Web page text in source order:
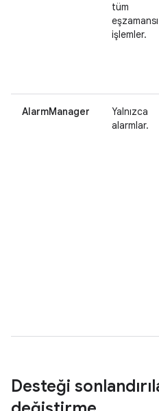
tüm
işlemler.
AlarmManager
Yalnızca
alarmlar.
Desteği